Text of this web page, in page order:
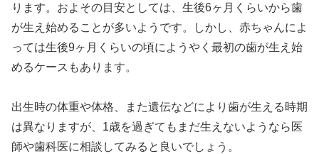
ります。およその目安としては、生後6ヶ月くらいから歯
が生え始めることが多いようです。しかし、赤ちゃんによ
っては生後9ヶ月くらいの頃にようやく最初の歯が生え始
めるケースもあります。
出生時の体重や体格、また遺伝などにより歯が生える時期
は異なりますが、1歳を過ぎてもまだ生えないようなら医
師や歯科医に相談してみると良いでしょう。